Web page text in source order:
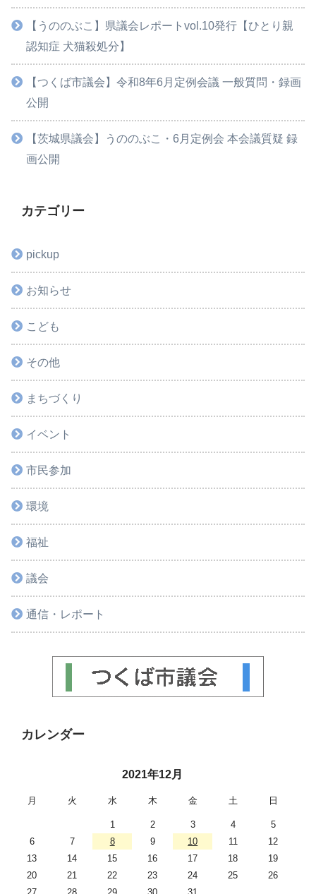
【うののぶこ】県議会レポートvol.10発行【ひとり親
認知症 犬猫殺処分】
【つくば市議会】令和8年6月定例会議 一般質問・録画
公開
【茨城県議会】うののぶこ・6月定例会 本会議質疑 録
画公開
カテゴリー
pickup
お知らせ
こども
その他
まちづくり
イベント
市民参加
環境
福祉
議会
通信・レポート
カレンダー
2021年12月
月 火 水 木 金 土 日
1 2 3 4
5
6
7 8 9 10 11
12
13
14 15 16 17 18
19
20
21 22 23 24 25
26